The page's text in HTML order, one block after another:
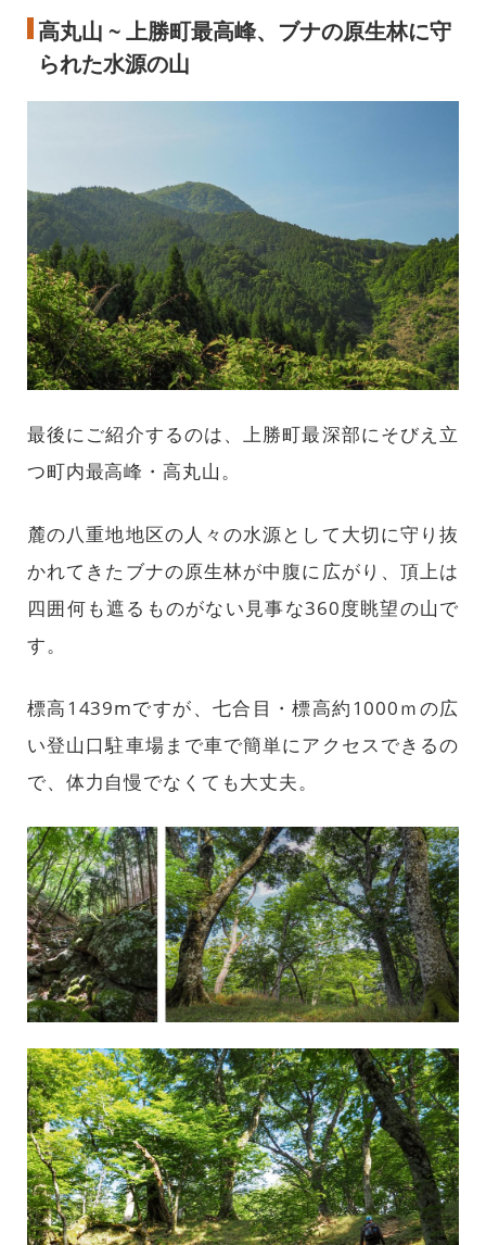
高丸山 ~ 上勝町最高峰、ブナの原生林に守
られた水源の山
最後にご紹介するのは、上勝町最深部にそびえ立
つ町内最高峰・高丸山。
麓の八重地地区の人々の水源として大切に守り抜
かれてきたブナの原生林が中腹に広がり、頂上は
四囲何も遮るものがない見事な360度眺望の山で
す。
標高1439mですが、七合目・標高約1000ｍの広
い登山口駐車場まで車で簡単にアクセスできるの
で、体力自慢でなくても大丈夫。